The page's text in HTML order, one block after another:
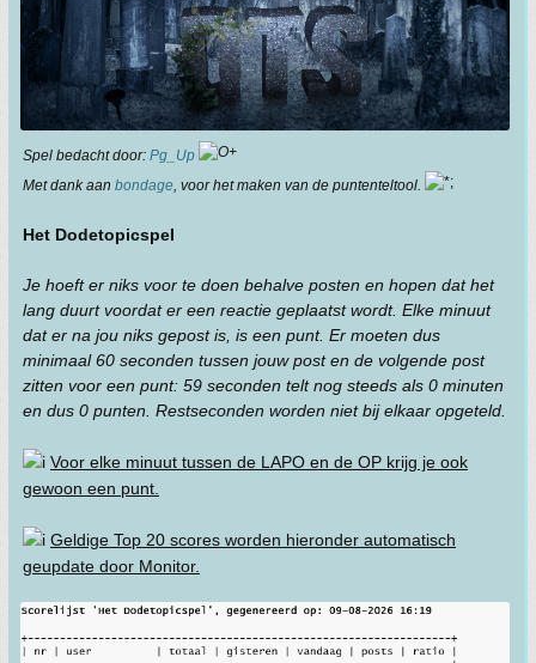
Spel bedacht door: Pg_Up
Met dank aan bondage , voor het maken van de puntenteltool.
Het DodetopicspeI
Je hoeft er niks voor te doen behalve posten en hopen dat het
lang duurt voordat er een reactie geplaatst wordt. Elke minuut
dat er na jou niks gepost is, is een punt. Er moeten dus
minimaal 60 seconden tussen jouw post en de volgende post
zitten voor een punt: 59 seconden telt nog steeds als 0 minuten
en dus 0 punten. Restseconden worden niet bij elkaar opgeteld.
Voor elke minuut tussen de LAPO en de OP krijg je ook
gewoon een punt.
Geldige Top 20 scores worden hieronder automatisch
geupdate door Monitor.